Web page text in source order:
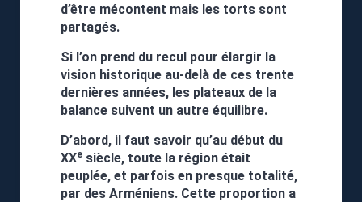
d’être mécontent mais les torts sont
partagés.
Si l’on prend du recul pour élargir la
vision historique au-delà de ces trente
dernières années, les plateaux de la
balance suivent un autre équilibre.
D’abord, il faut savoir qu’au début du
XXe siècle, toute la région était
peuplée, et parfois en presque totalité,
par des Arméniens. Cette proportion a